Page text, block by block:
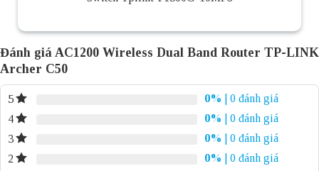
Đánh giá AC1200 Wireless Dual Band Router TP-LINK
Archer C50
5 0%
| 0 đánh giá
4
0%
| 0 đánh giá
3
0%
| 0 đánh giá
2
0%
| 0 đánh giá